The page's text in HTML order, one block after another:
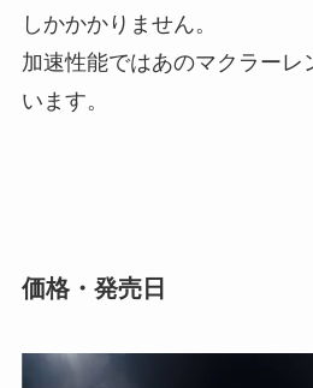
しかかかりません。
加速性能ではあのマクラーレ
います。
価格・発売日